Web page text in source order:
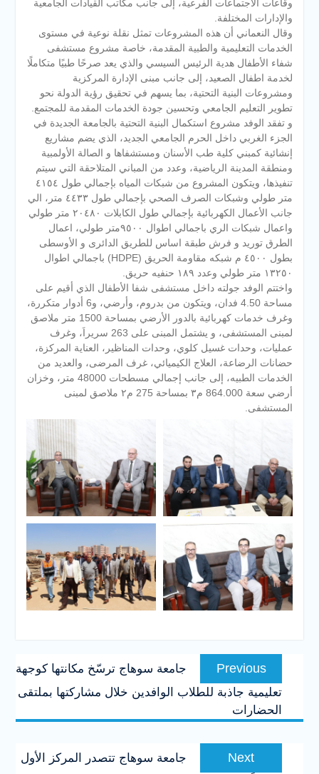
وقاعات الاجتماعات الفرعية، إلى جانب مكاتب القيادات الجامعية
والإدارات المختلفة.
وقال النعماني أن هذه المشروعات تمثل نقلة نوعية في مستوى
الخدمات التعليمية والطبية المقدمة، خاصة مشروع مستشفى
شفاء الأطفال هدية الرئيس السيسي والذي يعد صرحًا طبيًا متكاملًا
لخدمة اطفال الصعيد، إلى جانب مبنى الإدارة المركزية
ومشروعات البنية التحتية، بما يسهم في تحقيق رؤية الدولة نحو
تطوير التعليم الجامعي وتحسين جودة الخدمات المقدمة للمجتمع.
و تفقد الوفد مشروع استكمال البنية التحتية بالجامعة الجديدة في
الجزء الغربي داخل الحرم الجامعي الجديد، الذي يضم مشاريع
إنشائية كمبني كلية طب الأسنان ومستشفاها و الصالة الأولمبية
ومنطقة المدينة الرياضية، وعدد من المباني المتلاحقة التي سيتم
تنفيذها، ويتكون المشروع من شبكات المياه بإجمالي طول ٤١٥٤
متر طولي وشبكات الصرف الصحي بإجمالي طول ٤٤٣٣ متر، الي
جانب الأعمال الكهربائية بإجمالي طول الكابلات ٢٠٤٨٠ متر طولي
واعمال شبكات الري باجمالي اطوال ٩٥٠٠متر طولي، اعمال
الطرق توريد و فرش طبقة اساس للطريق الدائرى و الأوسطى
بطول ٤٥٠٠ م شبكه مقاومة الحريق (HDPE) باجمالي اطوال
١٣٢٥٠ متر طولي وعدد ١٨٩ حنفيه حريق.
واختتم الوفد جولته داخل مستشفى شفا الأطفال الذي أقيم على
مساحة 4.50 فدان، ويتكون من بدروم، وأرضي، و6 أدوار متكررة،
وغرف خدمات كهربائية بالدور الأرضي بمساحة 1500 متر ملاصق
لمبنى المستشفى، و يشتمل المبنى على 263 سريراَ، وغرف
عمليات، وحدات غسيل كلوي، وحدات المناظير، العناية المركزة،
حضانات الرضاعة، العلاج الكيميائي، غرف المرضى، والعديد من
الخدمات الطبيه، إلى جانب إجمالي مسطحات 48000 متر، وخزان
أرضي سعة 864.000 م٣ بمساحة 275 م٢ ملاصق لمبنى
المستشفى.
تصفّح
المقالاتPrevious
Previous
post:
جامعة سوهاج ترسّخ مكانتها كوجهة
تعليمية جاذبة للطلاب الوافدين خلال مشاركتها بملتقى
الحضارات
Next
Next
post:
جامعة سوهاج تتصدر المركز الأول